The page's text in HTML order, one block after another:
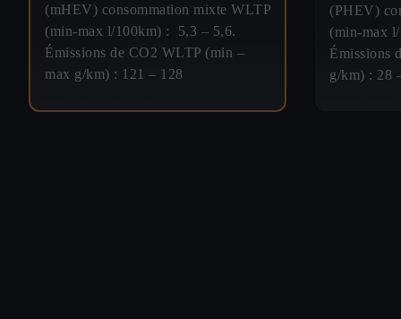
(mHEV) consommation mixte WLTP
(min-max l/100km) : 5,3 – 5,6.
Émissions de CO2 WLTP (min –
max g/km) : 121 – 128
(PHEV)
(min-max
Émissions
g/km) : 28